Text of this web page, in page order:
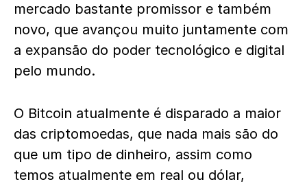
mercado bastante promissor e também
novo, que avançou muito juntamente com
a expansão do poder tecnológico e digital
pelo mundo.
O Bitcoin atualmente é disparado a maior
das criptomoedas, que nada mais são do
que um tipo de dinheiro, assim como
temos atualmente em real ou dólar,